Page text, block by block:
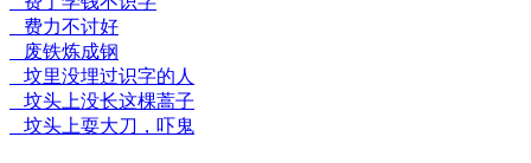
费力不讨好
废铁炼成钢
坟里没埋过识字的人
坟头上没长这棵蒿子
坟头上耍大刀，吓鬼